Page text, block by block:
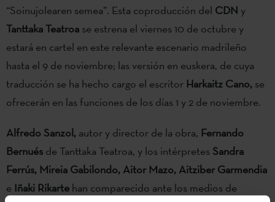
“Soinujolearen semea”. Esta coproducción del CDN y
Tanttaka Teatroa se estrena el viernes 10 de octubre y
estará en cartel en este relevante escenario madrileño
hasta el 9 de noviembre; las versión en euskera, de cuya
traducción se ha hecho cargo el escritor Harkaitz Cano, se
ofrecerán en las funciones de los días 1 y 2 de noviembre.
Alfredo Sanzol, autor y director de la obra, Fernando
Bernués de Tanttaka Teatroa, y los intérpretes Sandra
Ferrús, Mireia Gabilondo, Aitor Mazo, Aitziber Garmendia
e Iñaki Rikarte han comparecido ante los medios de